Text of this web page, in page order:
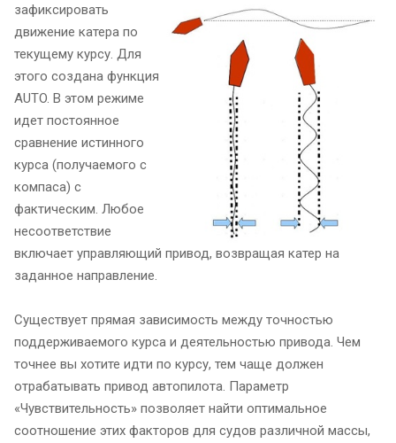
зафиксировать
движение катера по
текущему курсу. Для
этого создана функция
AUTO. В этом режиме
идет постоянное
сравнение истинного
курса (получаемого с
компаса) с
фактическим. Любое
несоответствие
включает управляющий привод, возвращая катер на
заданное направление.
Существует прямая зависимость между точностью
поддерживаемого курса и деятельностью привода. Чем
точнее вы хотите идти по курсу, тем чаще должен
отрабатывать привод автопилота. Параметр
«Чувствительность» позволяет найти оптимальное
соотношение этих факторов для судов различной массы,